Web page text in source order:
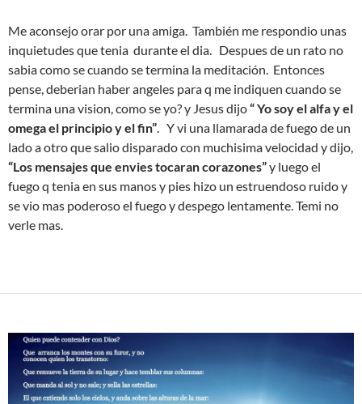
Me aconsejo orar por una amiga. También me respondio unas
inquietudes que tenia durante el dia. Despues de un rato no
sabia como se cuando se termina la meditación. Entonces
pense, deberian haber angeles para q me indiquen cuando se
termina una vision, como se yo? y Jesus dijo“ Yo soy el alfa y el
omega el principio y el fin” . Y vi una llamarada de fuego de un
lado a otro que salio disparado con muchisima velocidad y dijo,
“Los mensajes que envies tocaran corazones”y luego el
fuego q tenia en sus manos y pies hizo un estruendoso ruido y
se vio mas poderoso el fuego y despego lentamente. Temi no
verle mas.